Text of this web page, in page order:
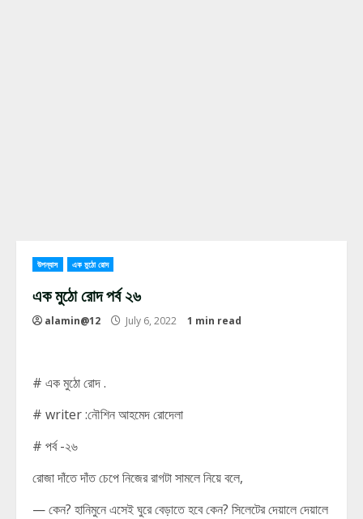
উপন্যাস এক মুঠো রোদ
এক মুঠো রোদ পর্ব ২৬
alamin@12 July 6, 2022 1 min read
# এক মুঠো রোদ .
# writer :নৌশিন আহমেদ রোদেলা
# পর্ব -২৬
রোজা দাঁতে দাঁত চেপে নিজের রাগটা সামলে নিয়ে বলে,
— কেন? হানিমুনে এসেই ঘুরে বেড়াতে হবে কেন? সিলেটের দেয়ালে দেয়ালে